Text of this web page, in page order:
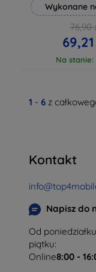
Wykonane
76,90
69,21
Na stanie:
1 - 6 z
Kontakt
Napisz do
Od
piątku:
Online8:00 -